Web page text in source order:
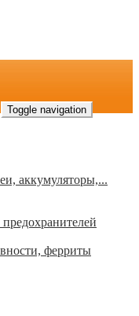
Toggle navigation
аккумуляторы,...
ферриты